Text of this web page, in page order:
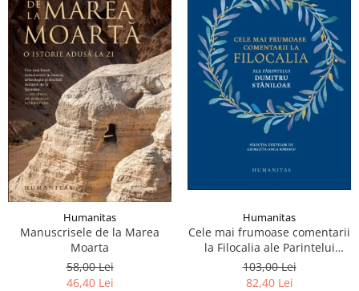
Humanitas
Manuscrisele de la Marea
Moarta
58,00 Lei
46,40 Lei
Humanitas
Cele mai frumoase comentarii
la Filocalia ale Parintelui
Dumitru Staniloae
103,00 Lei
82,40 Lei